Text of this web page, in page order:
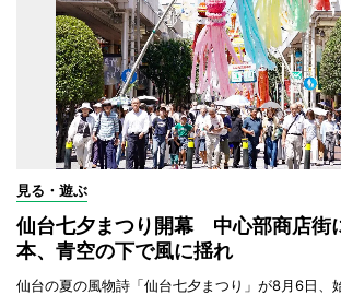
見る・遊ぶ
仙台七夕まつり開幕 中心部商店街
本、青空の下で風に揺れ
仙台の夏の風物詩「仙台七夕まつり」が8月6日、